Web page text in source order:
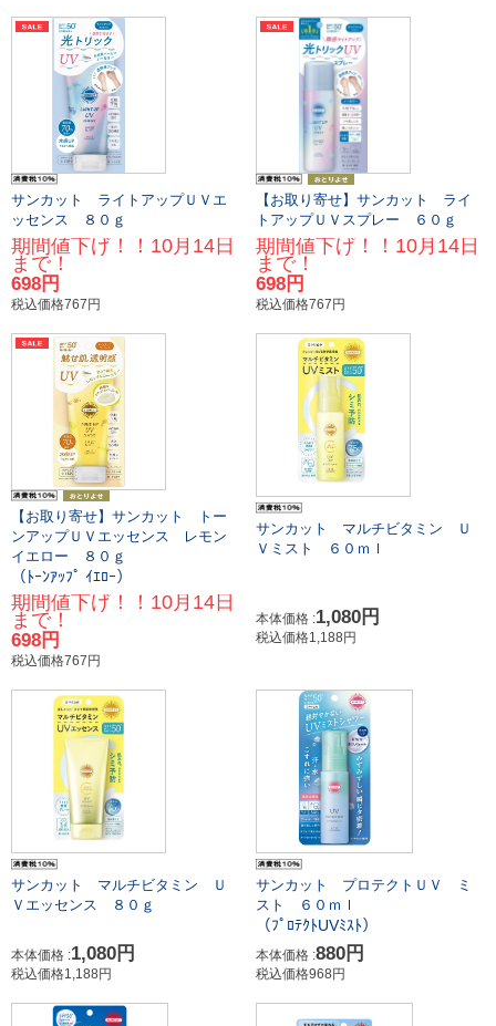
サンカット ライトアップＵＶエ
ッセンス ８０ｇ
期間値下げ！！10月14日
まで！
698円
税込価格767円
【お取り寄せ】サンカット ライ
トアップＵＶスプレー ６０ｇ
期間値下げ！！10月14日
まで！
698円
税込価格767円
【お取り寄せ】サンカット トー
ンアップＵＶエッセンス レモン
イエロー ８０ｇ
（ﾄｰﾝｱｯﾌﾟ ｲｴﾛｰ）
期間値下げ！！10月14日
まで！
698円
税込価格767円
サンカット マルチビタミン Ｕ
Ｖミスト ６０ｍｌ
本体価格 :1,080円
税込価格1,188円
サンカット マルチビタミン Ｕ
Ｖエッセンス ８０ｇ
本体価格 :1,080円
税込価格1,188円
サンカット プロテクトＵＶ ミ
スト ６０ｍｌ
（ﾌﾟﾛﾃｸﾄUVﾐｽﾄ）
本体価格 :880円
税込価格968円